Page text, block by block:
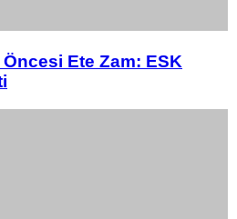
Ete Zam: ESK